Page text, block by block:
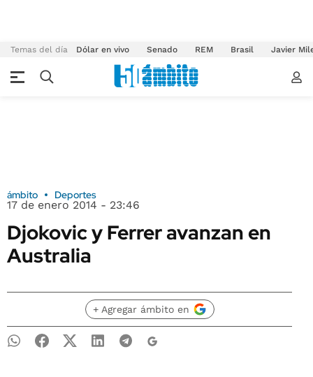
Temas del día Dólar en vivo Senado REM Brasil Javier
ámbito Deportes
17 de enero 2014 - 23:46
Djokovic y Ferrer avanzan en
Australia
+ Agregar ámbito en